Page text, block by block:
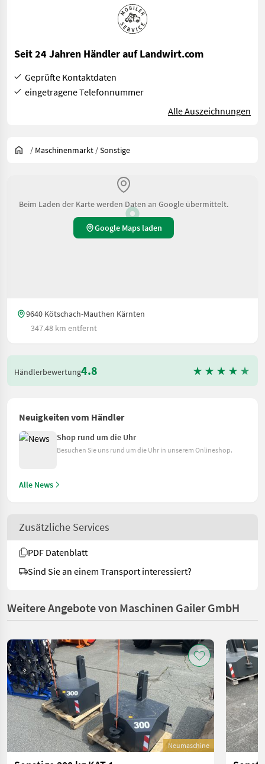
Seit 24 Jahren Händler auf Landwirt.com
Geprüfte Kontaktdaten
eingetragene Telefonnummer
Alle Auszeichnungen
/ Maschinenmarkt /Sonstige
Beim Laden der Karte werden Daten an Google übermittelt.
Google Maps laden
9640 Kötschach-Mauthen Kärnten
347.48 km entfernt
Händlerbewertung4.8
Neuigkeiten vom Händler
Shop rund um die Uhr
Besuchen Sie uns rund um die Uhr in unserem Onlineshop.
Alle News
Zusätzliche Services
PDF Datenblatt
Sind Sie an einem Transport interessiert?
Weitere Angebote von Maschinen Gailer GmbH
Neumaschine